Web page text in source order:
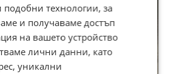
подобни технологии, за
и получаваме достъп
на вашето устройство
лични данни, като
уникални